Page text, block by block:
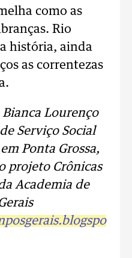
como as
Rio
história, ainda
as correntezas
Lourenço
Serviço Social
Ponta Grossa,
projeto Crônicas
Academia de